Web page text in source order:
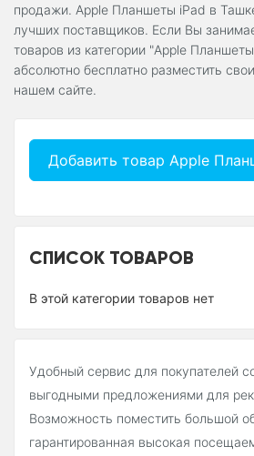
продажи. Apple Планшеты iPad в
лучших поставщиков. Если Вы
товаров из категории "Apple
абсолютно бесплатно разместить
нашем сайте.
Добавить товар Apple
СПИСОК ТОВАРОВ
В этой категории товаров нет
Удобный сервис для покупателей
выгодными предложениями для
Возможность поместить большой
гарантированная высокая